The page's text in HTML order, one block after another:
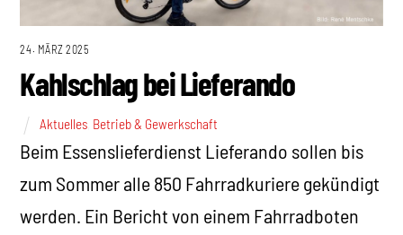
24. MÄRZ 2025
Kahlschlag bei Lieferando
Aktuelles Betrieb & Gewerkschaft
Beim Essenslieferdienst Lieferando sollen bis
zum Sommer alle 850 Fahrradkuriere gekündigt
werden. Ein Bericht von einem Fahrradboten